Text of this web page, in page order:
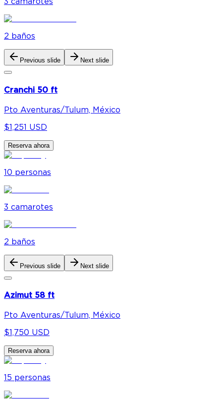
3 camarotes
2 baños
Previous slide Next slide
Cranchi 50 ft
Pto Aventuras/Tulum, México
$1,251 USD
Reserva ahora
10 personas
3 camarotes
2 baños
Previous slide Next slide
Azimut 58 ft
Pto Aventuras/Tulum, México
$1,750 USD
Reserva ahora
15 personas